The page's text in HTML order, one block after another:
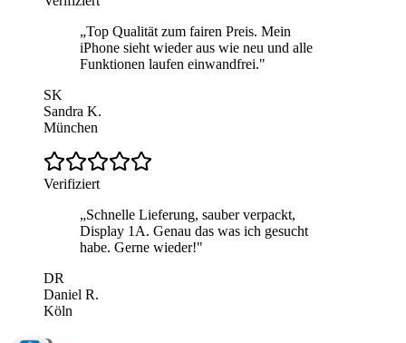
„Top Qualität zum fairen Preis. Mein
iPhone sieht wieder aus wie neu und alle
Funktionen laufen einwandfrei."
SK
Sandra K.
München
Verifiziert
„Schnelle Lieferung, sauber verpackt,
Display 1A. Genau das was ich gesucht
habe. Gerne wieder!"
DR
Daniel R.
Köln